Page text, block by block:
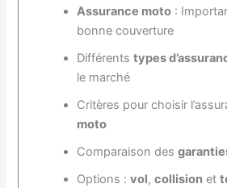
Assurance moto:
bonne couverture
Différents types
le marché
Critères pour choisir
moto
Comparaison des
Options : vol, collisionet